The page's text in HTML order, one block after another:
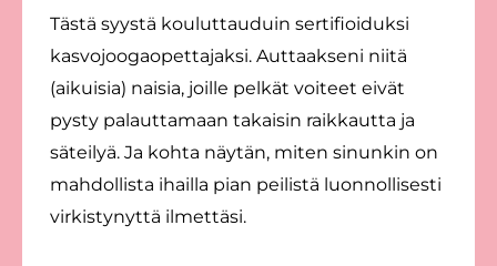
Tästä syystä kouluttauduin sertifioiduksi
kasvojoogaopettajaksi. Auttaakseni niitä
(aikuisia) naisia, joille pelkät voiteet eivät
pysty palauttamaan takaisin raikkautta ja
säteilyä. Ja kohta näytän, miten sinunkin on
mahdollista ihailla pian peilistä luonnollisesti
virkistynyttä ilmettäsi.